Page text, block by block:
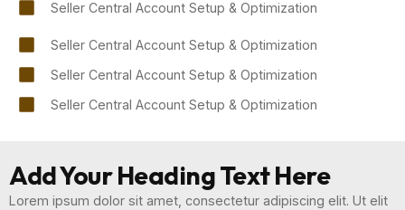
Seller Central Account Setup & Optimization
Seller Central Account Setup & Optimization
Seller Central Account Setup & Optimization
Seller Central Account Setup & Optimization
Add Your Heading Text Here
Lorem ipsum dolor sit amet, consectetur adipiscing elit. Ut elit